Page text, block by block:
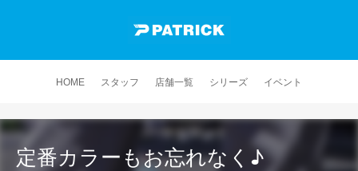
HOME スタッフ 店舗一覧 シリーズ イベント
定番カラーもお忘れなく♪